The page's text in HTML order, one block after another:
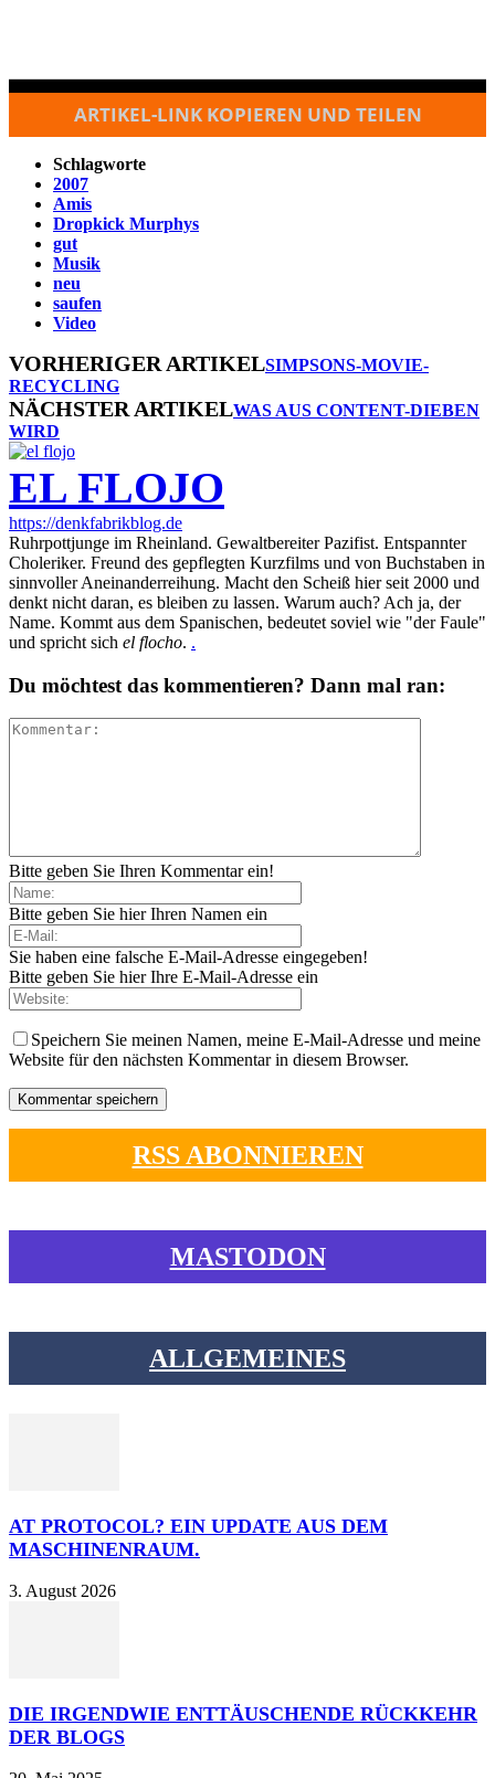
ARTIKEL-LINK KOPIEREN UND TEILEN
Schlagworte
2007
Amis
Dropkick Murphys
gut
Musik
neu
saufen
Video
VORHERIGER ARTIKELSIMPSONS-MOVIE-
RECYCLING
NÄCHSTER ARTIKELWAS AUS CONTENT-DIEBEN
WIRD
EL FLOJO
https://denkfabrikblog.de
Ruhrpottjunge im Rheinland. Gewaltbereiter Pazifist. Entspannter
Choleriker. Freund des gepflegten Kurzfilms und von Buchstaben in
sinnvoller Aneinanderreihung. Macht den Scheiß hier seit 2000 und
denkt nicht daran, es bleiben zu lassen. Warum auch? Ach ja, der
Name. Kommt aus dem Spanischen, bedeutet soviel wie "der Faule"
und spricht sich el flocho. .
Du möchtest das kommentieren? Dann mal ran:
Bitte geben Sie Ihren Kommentar ein!
Bitte geben Sie hier Ihren Namen ein
Sie haben eine falsche E-Mail-Adresse eingegeben!
Bitte geben Sie hier Ihre E-Mail-Adresse ein
Speichern Sie meinen Namen, meine E-Mail-Adresse und meine
Website für den nächsten Kommentar in diesem Browser.
RSS ABONNIEREN
MASTODON
ALLGEMEINES
AT PROTOCOL? EIN UPDATE AUS DEM
MASCHINENRAUM.
3. August 2026
DIE IRGENDWIE ENTTÄUSCHENDE RÜCKKEHR
DER BLOGS